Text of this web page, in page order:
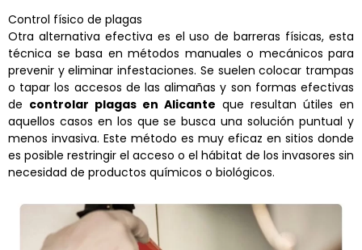
Control físico de plagas
Otra alternativa efectiva es el uso de barreras físicas, esta
técnica se basa en métodos manuales o mecánicos para
prevenir y eliminar infestaciones. Se suelen colocar trampas
o tapar los accesos de las alimañas y son formas efectivas
de controlar plagas en Alicante que resultan útiles en
aquellos casos en los que se busca una solución puntual y
menos invasiva. Este método es muy eficaz en sitios donde
es posible restringir el acceso o el hábitat de los invasores sin
necesidad de productos químicos o biológicos.